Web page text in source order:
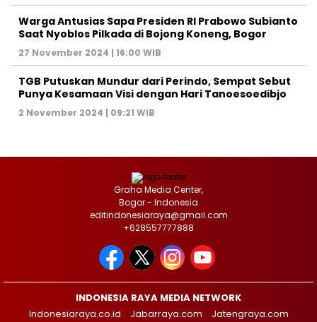
Warga Antusias Sapa Presiden RI Prabowo Subianto
Saat Nyoblos Pilkada di Bojong Koneng, Bogor
27 November 2024 | 16:00 WIB
TGB Putuskan Mundur dari Perindo, Sempat Sebut
Punya Kesamaan Visi dengan Hari Tanoesoedibjo
2 November 2024 | 09:21 WIB
Graha Media Center,
Bogor - Indonesia
editindonesiaraya@gmail.com
+628557777888
INDONESIA RAYA MEDIA NETWORK
Indonesiaraya.co.id
Jabarraya.com
Jatengraya.com